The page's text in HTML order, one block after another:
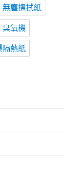
無塵擦拭紙
臭氧機
隔熱紙